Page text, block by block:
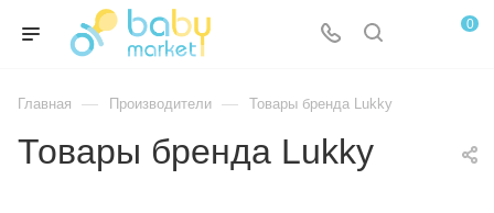
0
Главная — Производители — Товары бренда Lukky
Товары бренда Lukky